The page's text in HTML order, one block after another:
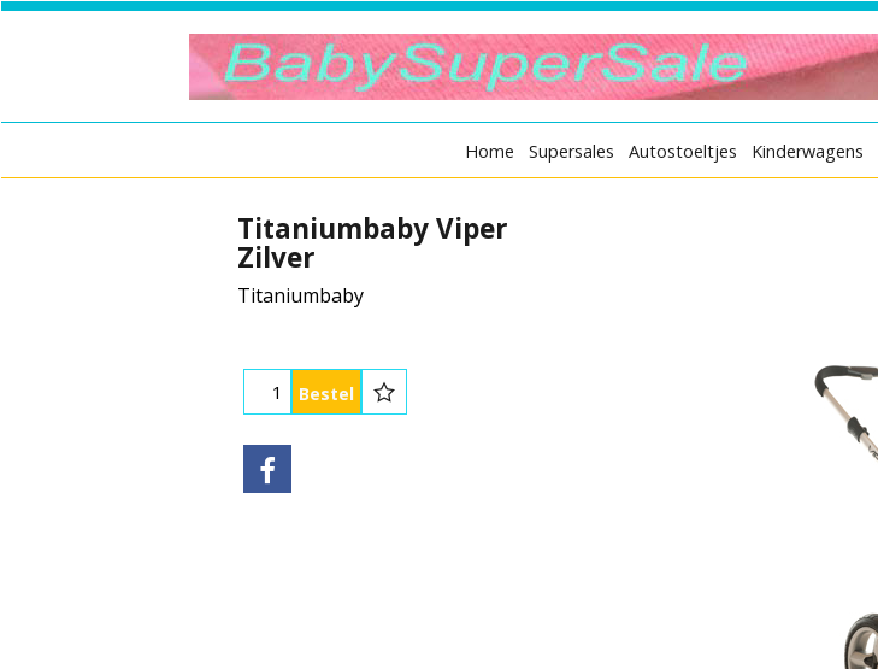
Home Supersales Autostoeltjes Kinderwagens
Titaniumbaby Viper
Zilver
Titaniumbaby
Bestel